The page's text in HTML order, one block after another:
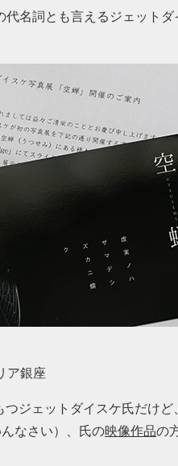
名詞とも言えるジェット
ア銀座
ジェットダイスケ氏だけ
なさい）、氏の映像作品の